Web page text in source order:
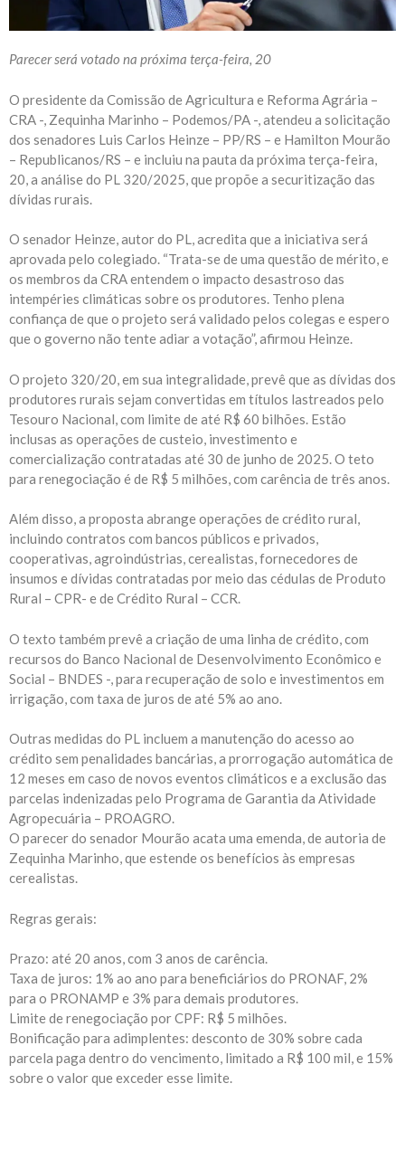
Parecer será votado na próxima terça-feira, 20
O presidente da Comissão de Agricultura e Reforma Agrária –
CRA -, Zequinha Marinho – Podemos/PA -, atendeu a solicitação
dos senadores Luis Carlos Heinze – PP/RS – e Hamilton Mourão
– Republicanos/RS – e incluiu na pauta da próxima terça-feira,
20, a análise do PL 320/2025, que propõe a securitização das
dívidas rurais.
O senador Heinze, autor do PL, acredita que a iniciativa será
aprovada pelo colegiado. “Trata-se de uma questão de mérito, e
os membros da CRA entendem o impacto desastroso das
intempéries climáticas sobre os produtores. Tenho plena
confiança de que o projeto será validado pelos colegas e espero
que o governo não tente adiar a votação”, afirmou Heinze.
O projeto 320/20, em sua integralidade, prevê que as dívidas dos
produtores rurais sejam convertidas em títulos lastreados pelo
Tesouro Nacional, com limite de até R$ 60 bilhões. Estão
inclusas as operações de custeio, investimento e
comercialização contratadas até 30 de junho de 2025. O teto
para renegociação é de R$ 5 milhões, com carência de três anos.
Além disso, a proposta abrange operações de crédito rural,
incluindo contratos com bancos públicos e privados,
cooperativas, agroindústrias, cerealistas, fornecedores de
insumos e dívidas contratadas por meio das cédulas de Produto
Rural – CPR- e de Crédito Rural – CCR.
O texto também prevê a criação de uma linha de crédito, com
recursos do Banco Nacional de Desenvolvimento Econômico e
Social – BNDES -, para recuperação de solo e investimentos em
irrigação, com taxa de juros de até 5% ao ano.
Outras medidas do PL incluem a manutenção do acesso ao
crédito sem penalidades bancárias, a prorrogação automática de
12 meses em caso de novos eventos climáticos e a exclusão das
parcelas indenizadas pelo Programa de Garantia da Atividade
Agropecuária – PROAGRO.
O parecer do senador Mourão acata uma emenda, de autoria de
Zequinha Marinho, que estende os benefícios às empresas
cerealistas.
Regras gerais:
Prazo: até 20 anos, com 3 anos de carência.
Taxa de juros: 1% ao ano para beneficiários do PRONAF, 2%
para o PRONAMP e 3% para demais produtores.
Limite de renegociação por CPF: R$ 5 milhões.
Bonificação para adimplentes: desconto de 30% sobre cada
parcela paga dentro do vencimento, limitado a R$ 100 mil, e 15%
sobre o valor que exceder esse limite.